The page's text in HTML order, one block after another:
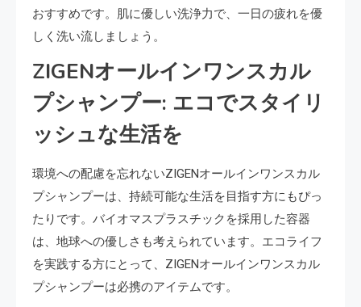
おすすめです。肌に優しい洗浄力で、一日の疲れを優
しく洗い流しましょう。
ZIGENオールインワンスカル
プシャンプー: エコでスタイリ
ッシュな生活を
環境への配慮を忘れないZIGENオールインワンスカル
プシャンプーは、持続可能な生活を目指す方にもぴっ
たりです。バイオマスプラスチックを採用した容器
は、地球への優しさも考えられています。エコライフ
を実践する方にとって、ZIGENオールインワンスカル
プシャンプーは必携のアイテムです。